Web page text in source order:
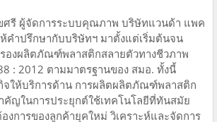
รี ผู้จัดการระบบคุณภาพ บริษัทแวนด้า แพค
ห้คำปรึกษากับบริษัทฯ มาตั้งแต่เริ่มต้นจน
องผลิตภัณฑ์พลาสติกสลายตัวทางชีวภาพ
: 2012 ตามมาตรฐานของ สมอ. ทั้งนี้
จให้บริการด้าน การผลิตผลิตภัณฑ์พลาสติก
คัญในการประยุกต์ใช้เทคโนโลยีที่ทันสมัย
งการของลูกค้ายุคใหม่ วิเคราะห์และจัดการ